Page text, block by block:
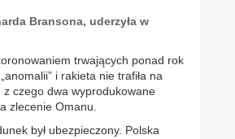
Bransona, uderzyła w
trwających ponad rok
i rakieta nie trafiła na
z czego dwa wyprodukowane
zlecenie Omanu.
był ubezpieczony. Polska